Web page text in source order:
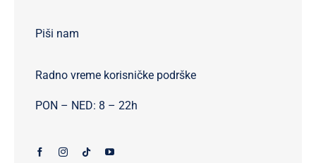
Piši nam
Radno vreme korisničke podrške
PON – NED: 8 – 22h